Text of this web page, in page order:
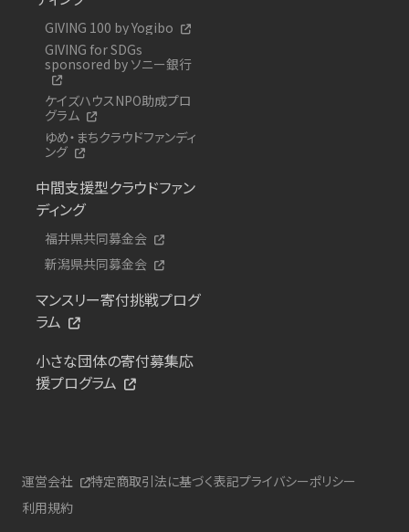
GIVING 100 by Yogibo
GIVING for SDGs
sponsored by ソニー銀行
ケイズハウスNPO助成プロ
グラム
ゆめ・まちクラウドファンディ
ング
中間支援型クラウドファン
ディング
福井県共同募金会
新潟県共同募金会
マンスリー寄付挑戦プログ
ラム
小さな団体の寄付募集応
援プログラム
運営会社 特定商取引法に基づく表記プライバシーポリシー
利用規約